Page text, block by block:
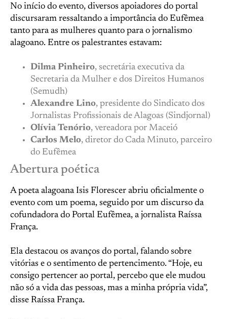
No início do evento, diversos apoiadores do portal
discursaram ressaltando a importância do Eufêmea
tanto para as mulheres quanto para o jornalismo
alagoano. Entre os palestrantes estavam:
Dilma Pinheiro, secretária executiva da
Secretaria da Mulher e dos Direitos Humanos
(Semudh)
Alexandre Lino, presidente do Sindicato dos
Jornalistas Profissionais de Alagoas (Sindjornal)
Olívia Tenório, vereadora por Maceió
Carlos Melo, diretor do Cada Minuto, parceiro
do Eufêmea
Abertura poética
A poeta alagoana Isis Florescer abriu oficialmente o
evento com um poema, seguido por um discurso da
cofundadora do Portal Eufêmea, a jornalista Raíssa
França.
Ela destacou os avanços do portal, falando sobre
vitórias e o sentimento de pertencimento. “Hoje, eu
consigo pertencer ao portal, percebo que ele mudou
não só a vida das pessoas, mas a minha própria vida”,
disse Raíssa França.